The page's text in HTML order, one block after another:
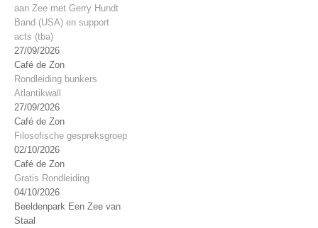
aan Zee met Gerry Hundt
Band (USA) en support
acts (tba)
27/09/2026
Café de Zon
Rondleiding bunkers
Atlantikwall
27/09/2026
Café de Zon
Filosofische gespreksgroep
02/10/2026
Café de Zon
Gratis Rondleiding
04/10/2026
Beeldenpark Een Zee van
Staal